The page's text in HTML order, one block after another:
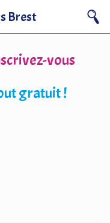
Brest
vous
gratuit !